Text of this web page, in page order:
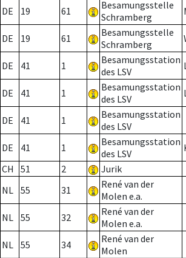
DE 19 61
Besamungsstelle
Schramberg
DE 19 61
Besamungsstelle
Schramberg
DE 41 1
Besamungsstation
des LSV
DE 41 1
Besamungsstation
des LSV
DE 41 1
Besamungsstation
des LSV
DE 41 1
Besamungsstation
des LSV
CH
51 2 Jurik
NL 55 31
René van der
Molen e.a.
NL 55 32
René van der
Molen e.a.
NL 55 34
René van der
Molen